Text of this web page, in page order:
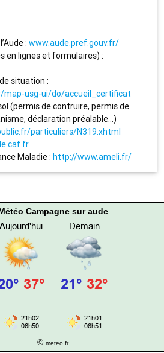
:www.aude.pref.gouv.fr/
en lignes et formulaires) :
situation :
map-usg-ui/do/accueil_certificat
(permis de contruire, permis de
déclaration préalable…)
particuliers/N319.xhtml
Maladie : http://www.ameli.fr/
Campagne sur aude
© meteo.fr